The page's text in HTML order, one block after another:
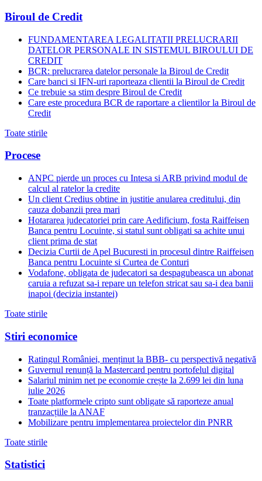
Biroul de Credit
FUNDAMENTAREA LEGALITATII PRELUCRARII
DATELOR PERSONALE IN SISTEMUL BIROULUI DE
CREDIT
BCR: prelucrarea datelor personale la Biroul de Credit
Care banci si IFN-uri raporteaza clientii la Biroul de Credit
Ce trebuie sa stim despre Biroul de Credit
Care este procedura BCR de raportare a clientilor la Biroul de
Credit
Toate stirile
Procese
ANPC pierde un proces cu Intesa si ARB privind modul de
calcul al ratelor la credite
Un client Credius obtine in justitie anularea creditului, din
cauza dobanzii prea mari
Hotararea judecatoriei prin care Aedificium, fosta Raiffeisen
Banca pentru Locuinte, si statul sunt obligati sa achite unui
client prima de stat
Decizia Curtii de Apel Bucuresti in procesul dintre Raiffeisen
Banca pentru Locuinte si Curtea de Conturi
Vodafone, obligata de judecatori sa despagubeasca un abonat
caruia a refuzat sa-i repare un telefon stricat sau sa-i dea banii
inapoi (decizia instantei)
Toate stirile
Stiri economice
Ratingul României, menținut la BBB- cu perspectivă negativă
Guvernul renunță la Mastercard pentru portofelul digital
Salariul minim net pe economie crește la 2.699 lei din luna
iulie 2026
Toate platformele cripto sunt obligate să raporteze anual
tranzacțiile la ANAF
Mobilizare pentru implementarea proiectelor din PNRR
Toate stirile
Statistici